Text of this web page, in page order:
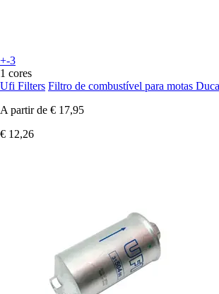
+-3
1 cores
Ufi Filters Filtro de combustível para motas
A partir de € 17,95
€ 12,26